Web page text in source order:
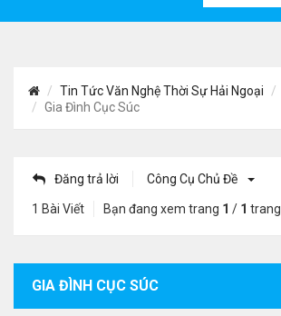
Tin Tức Văn Nghệ Thời Sự Hải Ngoại
Gia Đình Cục Súc
Đăng trả lời Công Cụ Chủ Đề
1 Bài Viết Bạn đang xem trang 1 / 1 trang
GIA ĐÌNH CỤC SÚC